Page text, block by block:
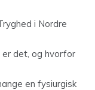
i Nordre
det, og hvorfor
en fysiurgisk